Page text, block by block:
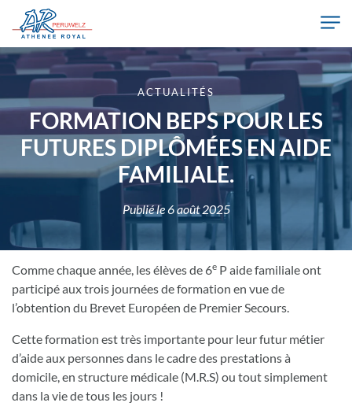
Skip to main content
Athénée Royal de Péruwelz
ACTUALITÉS
FORMATION BEPS POUR LES
FUTURES DIPLÔMÉES EN AIDE
FAMILIALE.
Publié le6 août 2025
Comme chaque année, les élèves de 6e P aide familiale ont
participé aux trois journées de formation en vue de
l’obtention du Brevet Européen de Premier Secours.
Cette formation est très importante pour leur futur métier
d’aide aux personnes dans le cadre des prestations à
domicile, en structure médicale (M.R.S) ou tout simplement
dans la vie de tous les jours !